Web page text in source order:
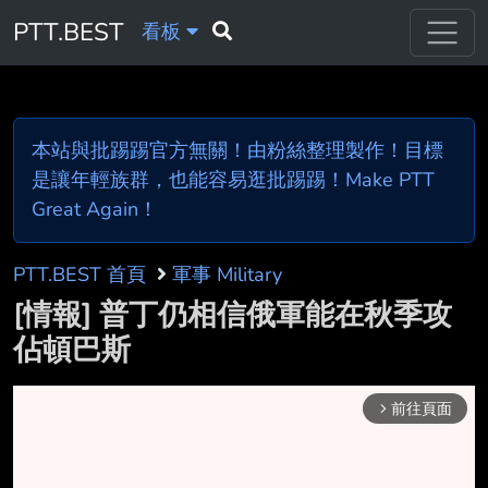
PTT.BEST 看板
本站與批踢踢官方無關！由粉絲整理製作！目標
是讓年輕族群，也能容易逛批踢踢！Make PTT
Great Again！
PTT.BEST 首頁 軍事 Military
[情報] 普丁仍相信俄軍能在秋季攻
佔頓巴斯
arrow_forward_ios 前往頁面